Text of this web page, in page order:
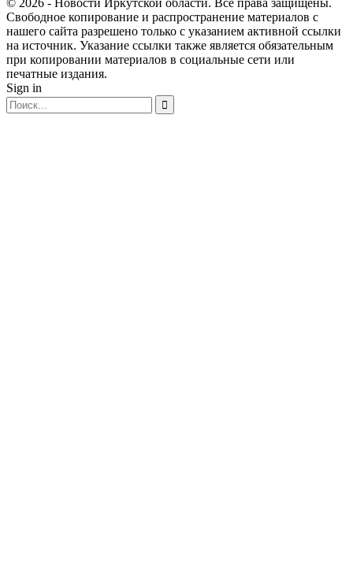
Свободное копирование и распространение материалов с
нашего сайта разрешено только с указанием активной ссылки
на источник. Указание ссылки также является обязательным
при копировании материалов в социальные сети или
печатные издания.
Sign in